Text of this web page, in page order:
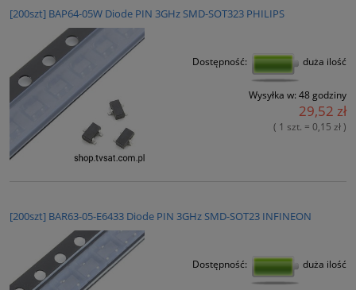
[200szt] BAP64-05W Diode PIN 3GHz SMD-SOT323 PHILIPS
Dostępność: duża ilość
Wysyłka w: 48 godziny
29,52 zł
( 1 szt. = 0,15 zł )
[200szt] BAR63-05-E6433 Diode PIN 3GHz SMD-SOT23 INFINEON
Dostępność: duża ilość